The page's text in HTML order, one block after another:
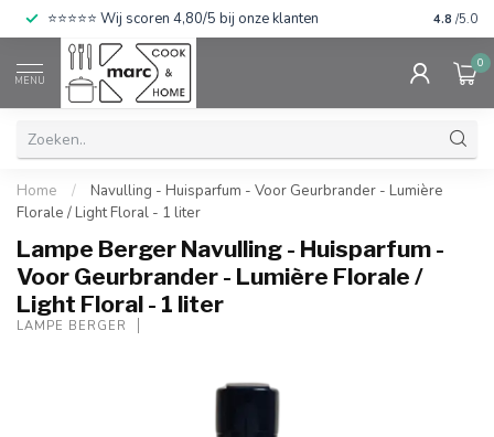
⭐⭐⭐⭐⭐ Wij scoren 4,80/5 bij onze klanten 4.8 /5.0
MENU
0
Home /
Navulling - Huisparfum - Voor Geurbrander - Lumière
Florale / Light Floral - 1 liter
Lampe Berger Navulling - Huisparfum -
Voor Geurbrander - Lumière Florale /
Light Floral - 1 liter
LAMPE BERGER